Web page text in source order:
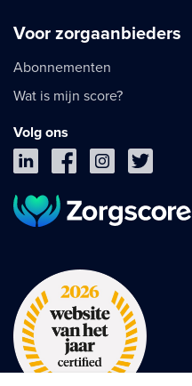
Voor zorgaanbieders
Abonnementen
Wat is mijn score?
Volg ons